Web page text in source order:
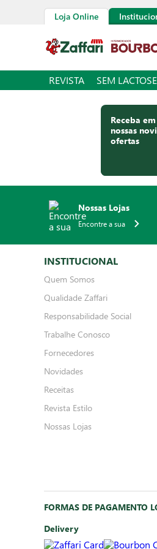
Loja Online
REVISTA SEM LACTOSE
Receba
nossas
ofertas
Nossas Lojas
Encontre a sua
INSTITUCIONAL
Quem Somos
Qualidade Zaffari
Responsabilidade Social
Trabalhe Conosco
Fornecedores
Novidades
Receitas
Revista Estilo
Nossas Lojas
FORMAS DE PAGAMENTO
Delivery